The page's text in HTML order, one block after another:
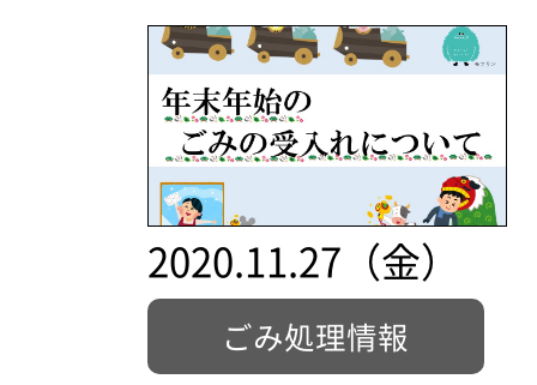
2020.11.27（金）
ごみ処理情報